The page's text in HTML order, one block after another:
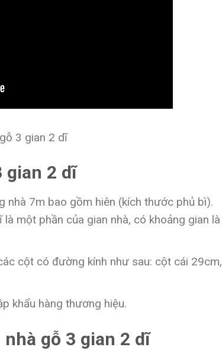
3 gian 2 dĩ
gian 2 dĩ
nhà 7m bao gồm hiên (kích thước phủ bì).
một phần của gian nhà, có khoảng gian là
cột có đường kính như sau: cột cái 29cm,
khẩu hàng thương hiệu.
gỗ 3 gian 2 dĩ